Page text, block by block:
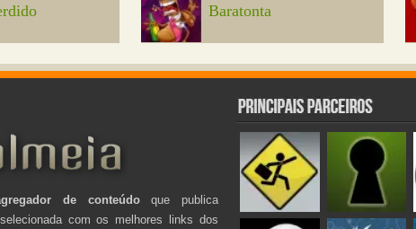
Baratonta
de conteúdoque publica
com os melhores links dos